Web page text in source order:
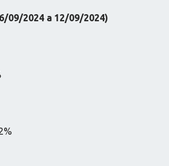
09/2024 a 12/09/2024)